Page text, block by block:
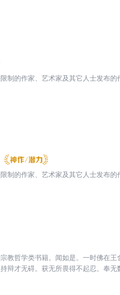
制的作家、艺术家及其它人士发布的
制的作家、艺术家及其它人士发布的
教哲学类书籍。闻如是。一时佛在
辩才无碍。获无所畏得不起忍。奉